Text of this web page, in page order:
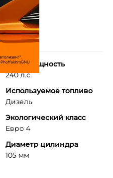
Макс. мощность
240 л.с.
Используемое топливо
Дизель
Экологический класс
Евро 4
Диаметр цилиндра
105 мм